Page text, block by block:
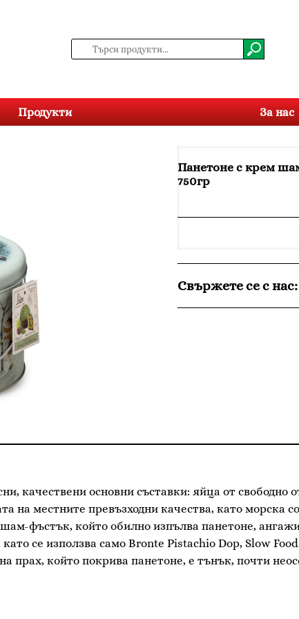
Продукти За нас
Панетоне с крем
750гр
Свържете се с нас:
качествени основни съставки: яйца от
на местните превъзходни качества, като морска
фъстък, който обилно изпълва панетоне,
се използва само Bronte Pistachio Dop, Slow
прах, който покрива панетоне, е тънък, почти